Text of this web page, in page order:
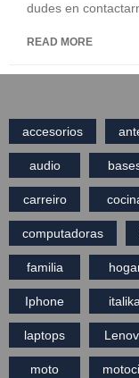
dudes en
READ MORE
accesorios
audio
carreiro
computadoras
familia
Iphone italika
laptops
moto